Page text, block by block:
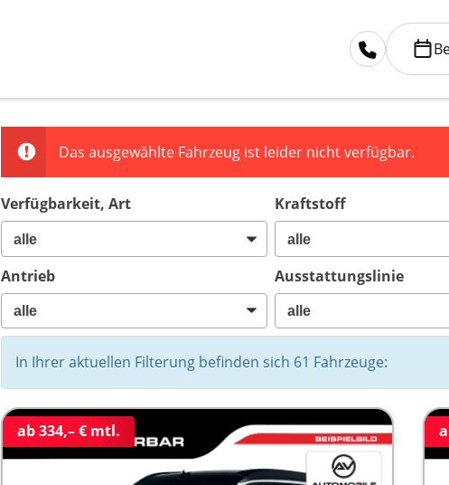
Das ausgewählte Fahrzeug ist leider nicht verfügbar.
Verfügbarkeit, Art Kraftstoff
Antrieb Ausstattungslinie
In Ihrer aktuellen Filterung befinden sich 61 Fahrzeuge:
ab 334,– € mtl.